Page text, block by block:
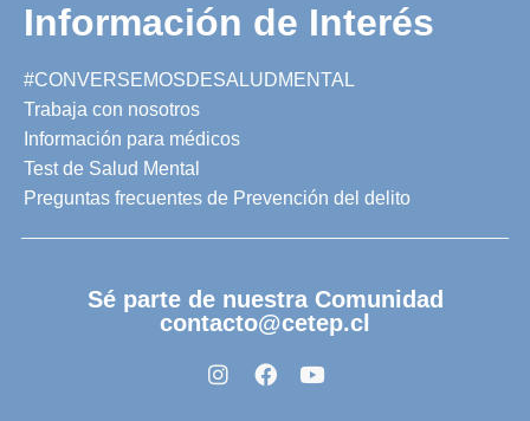
Información de Interés
#CONVERSEMOSDESALUDMENTAL
Trabaja con nosotros
Información para médicos
Test de Salud Mental
Preguntas frecuentes de Prevención del delito
Sé parte de nuestra Comunidad
contacto@cetep.cl